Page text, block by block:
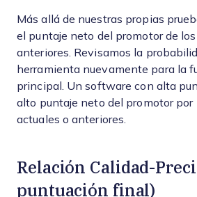
Más allá de nuestras propias
el puntaje neto del promotor de
anteriores. Revisamos la
herramienta nuevamente para la
principal. Un software con alta
alto puntaje neto del promotor por
actuales o anteriores.
Relación Calidad-
puntuación final)